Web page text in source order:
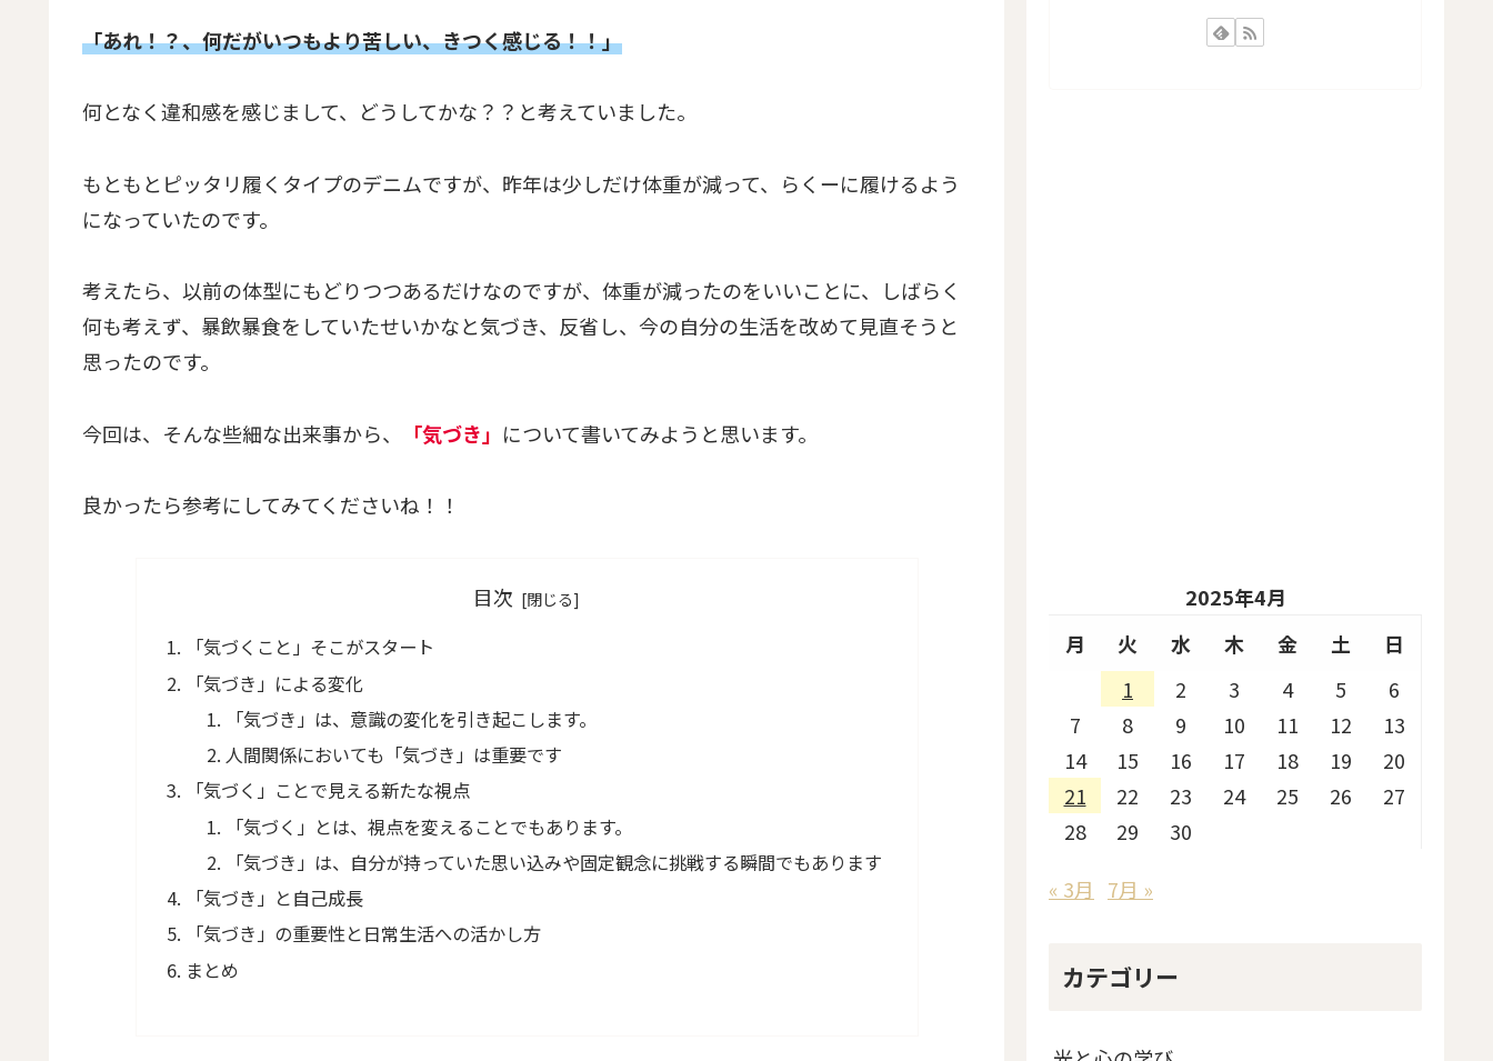
「あれ！？、何だがいつもより苦しい、きつく感じる！！」
何となく違和感を感じまして、どうしてかな？？と考えていました。
もともとピッタリ履くタイプのデニムですが、昨年は少しだけ体重が減って、らくーに履けるよう
になっていたのです。
考えたら、以前の体型にもどりつつあるだけなのですが、体重が減ったのをいいことに、しばらく
何も考えず、暴飲暴食をしていたせいかなと気づき、反省し、今の自分の生活を改めて見直そうと
思ったのです。
今回は、そんな些細な出来事から、 「気づき」 について書いてみようと思います。
良かったら参考にしてみてくださいね！！
目次
「気づくこと」そこがスタート
「気づき」による変化
「気づき」は、意識の変化を引き起こします。
人間関係においても「気づき」は重要です
「気づく」ことで見える新たな視点
「気づく」とは、視点を変えることでもあります。
「気づき」は、自分が持っていた思い込みや固定観念に挑戦する瞬間でもあります
「気づき」と自己成長
「気づき」の重要性と日常生活への活かし方
まとめ
2025年4月
月
火 水 木 金 土
日
1
2 3 4 5
6
7
8 9 10 11 12
13
14
15 16 17 18 19
20
21
22 23 24 25 26
27
28
29
30
« 3月
7月 »
カテゴリー